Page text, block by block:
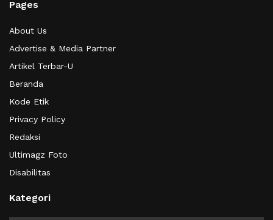
Pages
About Us
Advertise & Media Partner
Artikel Terbar-U
Beranda
Kode Etik
Privacy Policy
Redaksi
Ultimagz Foto
Disabilitas
Kategori